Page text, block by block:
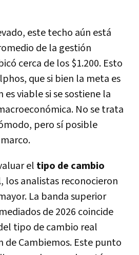
este techo aún está
de la gestión
cerca de los $1.200. Esto
que si bien la meta es
viable si se sostiene la
No se trata
pero sí posible
el tipo de cambio
, los analistas reconocieron
La banda superior
de 2026 coincide
tipo de cambio real
de Cambiemos. Este punto